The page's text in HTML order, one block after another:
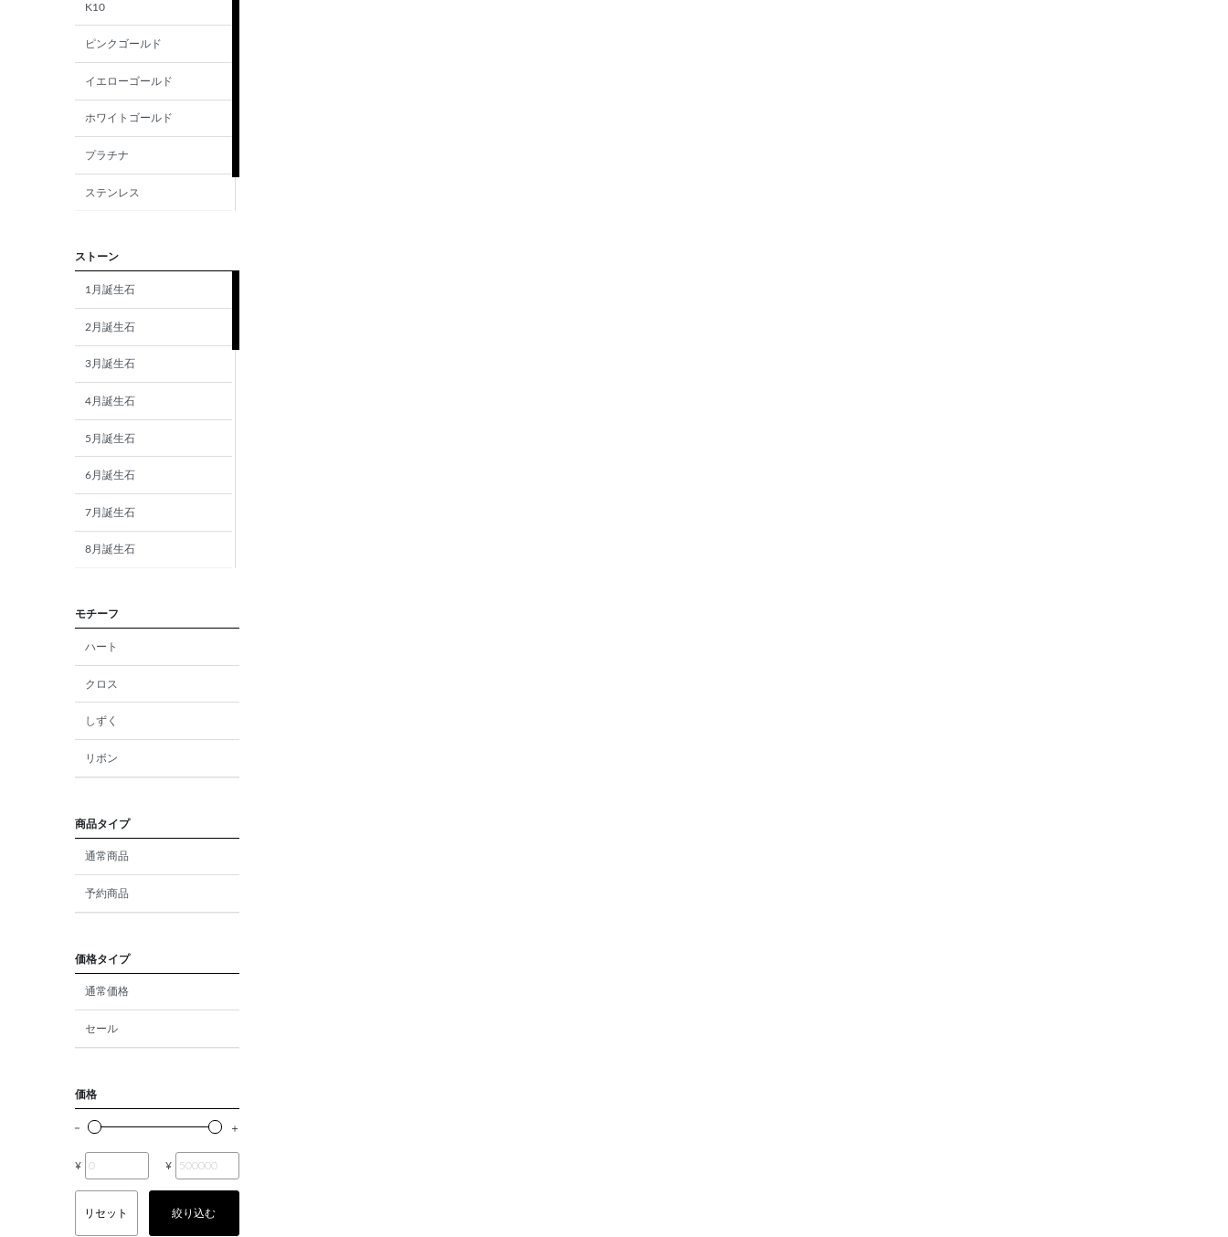
K10
ピンクゴールド
イエローゴールド
ホワイトゴールド
プラチナ
ステンレス
ストーン
1月誕生石
2月誕生石
3月誕生石
4月誕生石
5月誕生石
6月誕生石
7月誕生石
8月誕生石
エメラルド
パール
ムーンストーン
トルマリン
オパール
モチーフ
ハート
クロス
しずく
リボン
商品タイプ
通常商品
予約商品
価格タイプ
通常価格
セール
価格
¥ ¥
リセット 絞り込む